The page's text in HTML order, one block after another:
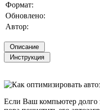
Формат:
Обновлено:
Автор:
Если Ваш компьютер долго